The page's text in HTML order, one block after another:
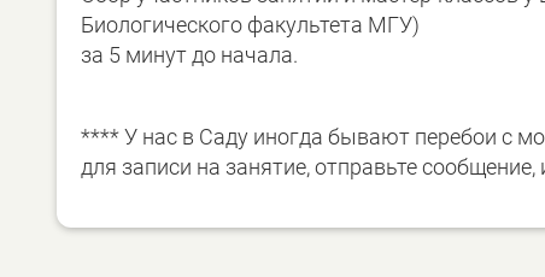
Биологического факультета МГУ)
за 5 минут до начала.
**** У нас в Саду иногда бывают перебои с
для записи на занятие, отправьте